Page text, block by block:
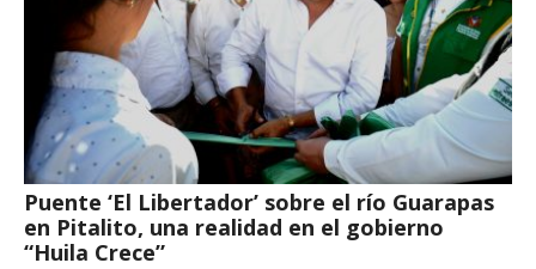
Puente ‘El Libertador’ sobre el río Guarapas
en Pitalito, una realidad en el gobierno
“Huila Crece”